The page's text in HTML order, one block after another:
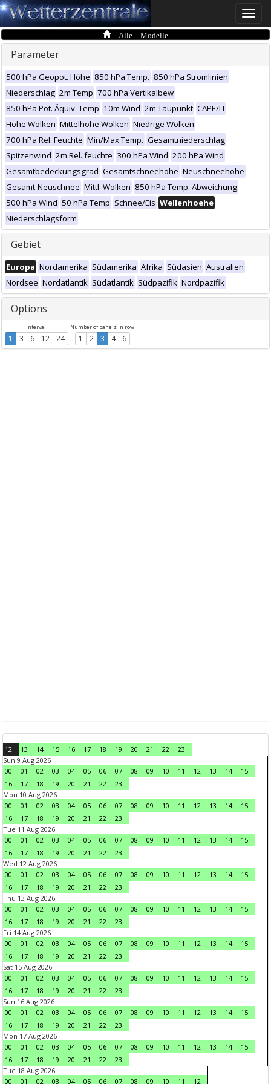
Toggle
Alle Modelle
Parameter
500 hPa Geopot. Höhe 850 hPa Temp. 850 hPa Stromlinien
Niederschlag 2m Temp 700 hPa Vertikalbew
850 hPa Pot. Äquiv. Temp 10m Wind 2m Taupunkt CAPE/LI
Hohe Wolken Mittelhohe Wolken Niedrige Wolken
700 hPa Rel. Feuchte Min/Max Temp. Gesamtniederschlag
Spitzenwind 2m Rel. feuchte 300 hPa Wind 200 hPa Wind
Gesamtbedeckungsgrad Gesamtschneehöhe Neuschneehöhe
Gesamt-Neuschnee Mittl. Wolken 850 hPa Temp. Abweichung
500 hPa Wind 50 hPa Temp Schnee/Eis Wellenhoehe
Niederschlagsform
Gebiet
Europa Nordamerika Südamerika Afrika Südasien Australien
Nordsee Nordatlantik Südatlantik Südpazifik Nordpazifik
Options
Intervall
1 3 6 12 24
Number of panels in row
1 2 3 4 6
12 13 14 15 16 17 18 19 20 21 22
23
Sun 9 Aug 2026
00
01 02 03 04 05 06 07 08 09 10 11 12 13 14
15
16
17 18 19 20 21 22
23
Mon 10 Aug 2026
00
01 02 03 04 05 06 07 08 09 10 11 12 13 14
15
16
17 18 19 20 21 22
23
Tue 11 Aug 2026
00
01 02 03 04 05 06 07 08 09 10 11 12 13 14
15
16
17 18 19 20 21 22
23
Wed 12 Aug 2026
00
01 02 03 04 05 06 07 08 09 10 11 12 13 14
15
16
17 18 19 20 21 22
23
Thu 13 Aug 2026
00
01 02 03 04 05 06 07 08 09 10 11 12 13 14
15
16
17 18 19 20 21 22
23
Fri 14 Aug 2026
00
01 02 03 04 05 06 07 08 09 10 11 12 13 14
15
16
17 18 19 20 21 22
23
Sat 15 Aug 2026
00
01 02 03 04 05 06 07 08 09 10 11 12 13 14
15
16
17 18 19 20 21 22
23
Sun 16 Aug 2026
00
01 02 03 04 05 06 07 08 09 10 11 12 13 14
15
16
17 18 19 20 21 22
23
Mon 17 Aug 2026
00
01 02 03 04 05 06 07 08 09 10 11 12 13 14
15
16
17 18 19 20 21 22
23
Tue 18 Aug 2026
00
01 02 03 04 05 06 07 08 09 10 11 12